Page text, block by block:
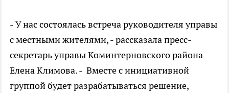
- У нас состоялась встреча руководителя управы
с местными жителями, - рассказала пресс-
секретарь управы Коминтерновского района
Елена Климова. - Вместе с инициативной
группой будет разрабатываться решение,